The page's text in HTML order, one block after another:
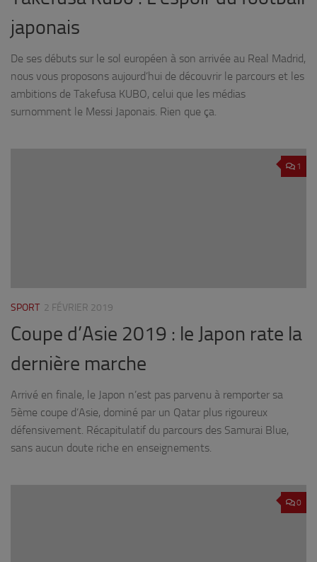
japonais
De ses débuts sur le sol européen à son arrivée au Real Madrid,
nous vous proposons aujourd’hui de découvrir le parcours et les
ambitions de Takefusa KUBO, celui que les médias
surnomment le Messi Japonais. Rien que ça.
1
SPORT 2 FÉVRIER 2019
Coupe d’Asie 2019 : le Japon rate la
dernière marche
Arrivé en finale, le Japon n’est pas parvenu à remporter sa
5ème coupe d’Asie, dominé par un Qatar plus rigoureux
défensivement. Récapitulatif du parcours des Samurai Blue,
sans aucun doute riche en enseignements.
0